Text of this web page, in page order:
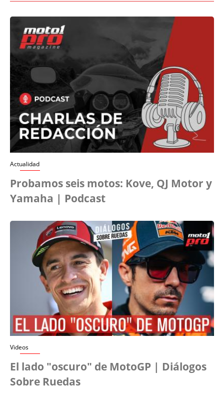
Actualidad
Probamos seis motos: Kove, QJ Motor y
Yamaha | Podcast
Videos
El lado "oscuro" de MotoGP | Diálogos
Sobre Ruedas